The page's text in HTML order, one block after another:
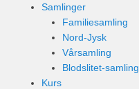
Samlinger
Familiesamling
Nord-Jysk
Vårsamling
Blodslitet-samling
Kurs